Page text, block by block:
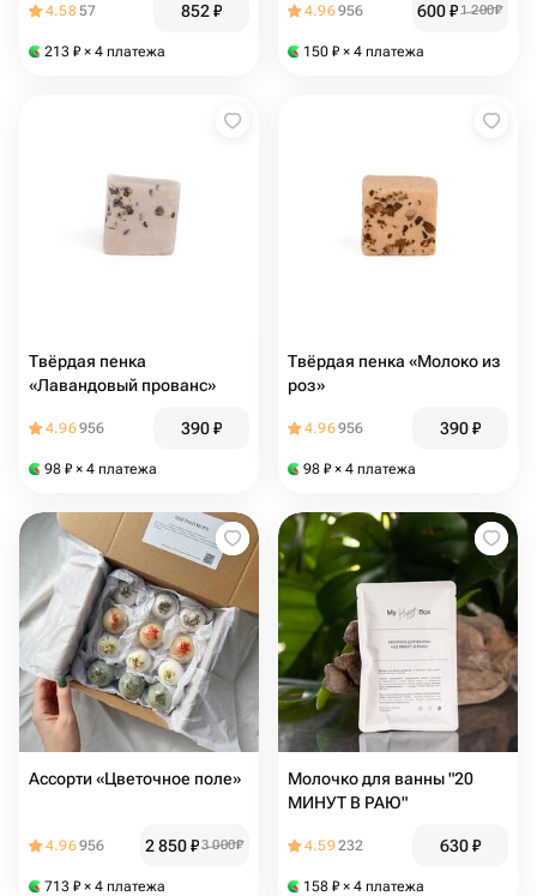
BOMB запечённая в
4.5857 852₽
213 ₽ × 4 платежа
4.96956 600₽1 200₽
150 ₽ × 4 платежа
Твёрдая пенка
«Лавандовый прованс»
4.96956 390₽
98 ₽ × 4 платежа
Твёрдая пенка «Молоко из
роз»
4.96956 390₽
98 ₽ × 4 платежа
Ассорти «Цветочное поле»
4.96956 2 850₽3 000₽
713 ₽ × 4 платежа
Молочко для ванны "20
МИНУТ В РАЮ"
4.59232 630₽
158 ₽ × 4 платежа